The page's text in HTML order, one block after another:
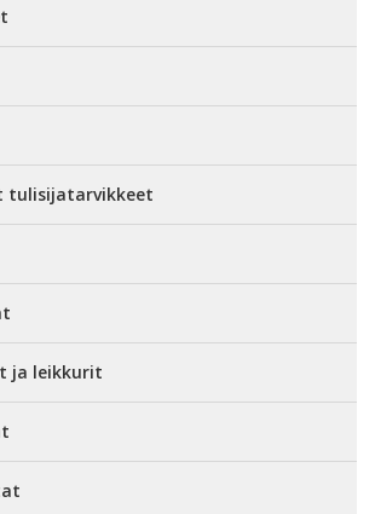
tulisijatarvikkeet
ja leikkurit